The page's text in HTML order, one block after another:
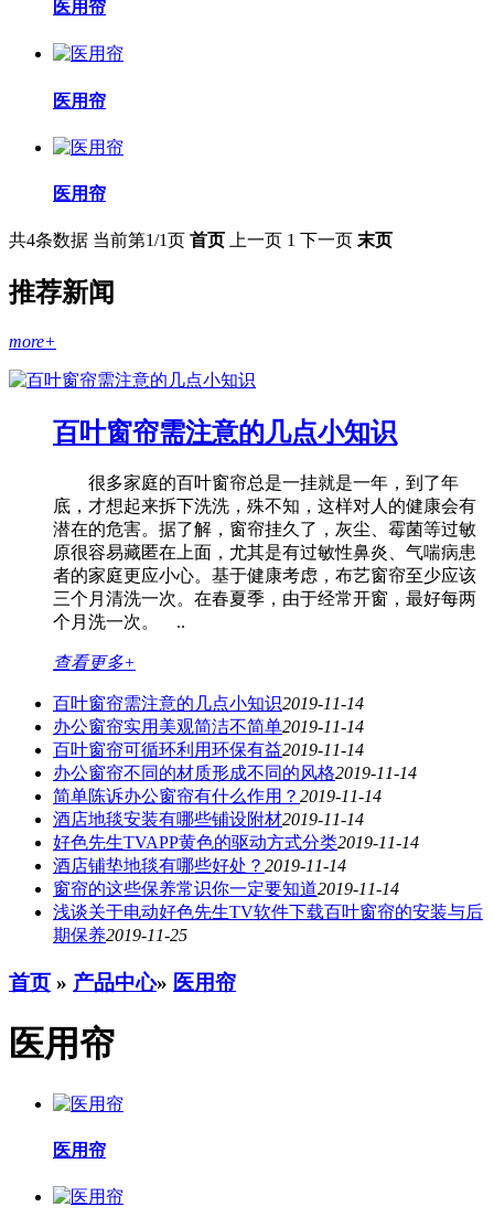
医用帘
医用帘
医用帘
共4条数据 当前第1/1页 首页 上一页 1 下一页 末页
推荐新闻
more+
百叶窗帘需注意的几点小知识
很多家庭的百叶窗帘总是一挂就是一年，到了年
底，才想起来拆下洗洗，殊不知，这样对人的健康会有
潜在的危害。据了解，窗帘挂久了，灰尘、霉菌等过敏
原很容易藏匿在上面，尤其是有过敏性鼻炎、气喘病患
者的家庭更应小心。基于健康考虑，布艺窗帘至少应该
三个月清洗一次。在春夏季，由于经常开窗，最好每两
个月洗一次。 ..
查看更多+
百叶窗帘需注意的几点小知识2019-11-14
办公窗帘​实用美观简洁不简单​​2019-11-14
百叶窗帘可循环利用环保有益2019-11-14
办公窗帘不同的材质形成不同的风格2019-11-14
简单陈诉办公窗帘有什么作用？ 2019-11-14
酒店地毯安装有哪些铺设附材2019-11-14
好色先生TVAPP黄色的驱动方式分类2019-11-14
酒店铺垫地毯有哪些好处？ 2019-11-14
窗帘的这些保养常识你一定要知道2019-11-14
浅谈关于电动好色先生TV软件下载百叶窗帘的安装与后
期保养2019-11-25
首页 » 产品中心» 医用帘
医用帘
医用帘